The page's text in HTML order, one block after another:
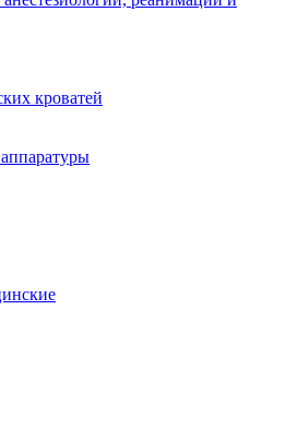
кроватей